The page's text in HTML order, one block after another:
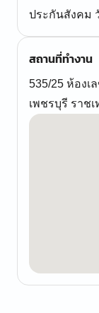
ประกันสังคม
สถานที่ทำงาน
535/25 ห้องเ
เพชรบุรี ราช